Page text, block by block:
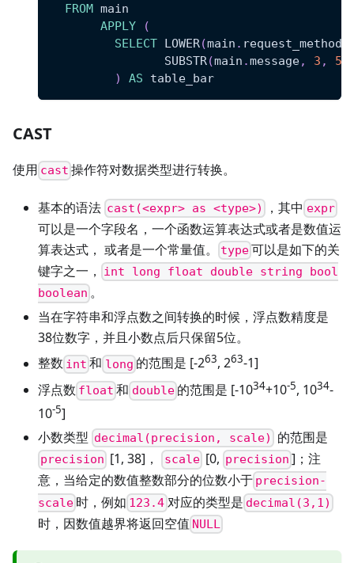
FROM
main
APPLY
(
SELECT LOWER(main . request_method
                SUBSTR
(main .message, 3 , 5
)
AS table_bar
CAST
使用 cast 操作符对数据类型进行转换。
基本的语法 cast(<expr> as <type>) ，其中 expr
可以是一个字段名，一个函数运算表达式或者是数值运
算表达式， 或者是一个常量值。
type可以是如下的关
键字之一，
int long float double string bool
boolean 。
当在字符串和浮点数之间转换的时候，浮点数精度是
38位数字，并且小数点后只保留5位。
整数 int 和 long 的范围是 [-263, 263-1]
浮点数 float 和 double的范围是 [-1034+10-5, 1034-
10-5]
小数类型 decimal(precision, scale) 的范围是
precision [1, 38] ， scale [0, precision ] ；注
意，当给定的数值整数部分的位数小于 precision-
scale 时，例如 123.4对应的类型是 decimal(3,1)
时，因数值越界将返回空值 NULL